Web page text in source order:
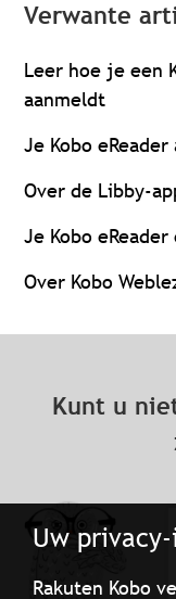
Uw
Rakuten Kobo
Verwante
Leer hoe je een
aanmeldt
Je Kobo
Over de Libby-
Je Kobo
Over Kobo
Kunt u